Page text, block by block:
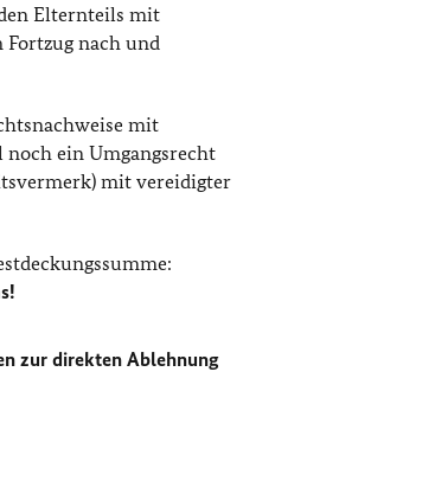
Elternteils mit
nach und
mit
ein Umgangsrecht
mit vereidigter
zur direkten Ablehnung